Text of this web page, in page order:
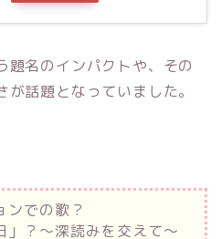
題名のインパクトや、その
話題となっていました。
での歌？
？～深読みを交えて～